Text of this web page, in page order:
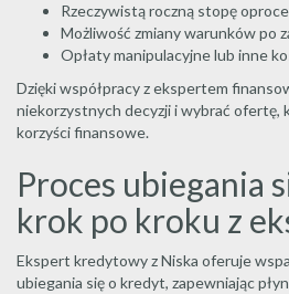
Rzeczywistą roczną stopę
Możliwość zmiany warunków po
Opłaty manipulacyjne lub inne
Dzięki współpracy z ekspertem
niekorzystnych decyzji i wybrać ofertę,
korzyści finansowe.
Proces ubiegania
krok po kroku z
Ekspert kredytowy z Niska oferuje
ubiegania się o kredyt, zapewniając